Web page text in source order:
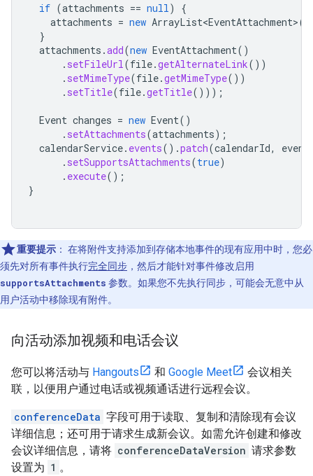
if (attachments == null)
{
attachments = new ArrayList<EventAttachment>
}
attachments .add(new EventAttachment()
. setFileUrl(file.getAlternateLink())
. setMimeType(file.getMimeType())
. setTitle(file.getTitle()));
Event changes = new Event()
. setAttachments(attachments);
calendarService. events().patch(calendarId,
. setSupportsAttachments(true)
. execute();
}
重要提示 ： 在将附件支持添加到存储本地事件的现有应用中时，您必
须先对所有事件执行完全同步 ，然后才能针对事件修改启用
supportsAttachments 参数。如果您不先执行同步，可能会无意中从
用户活动中移除现有附件。
向活动添加视频和电话会议
您可以将活动与 Hangouts 和 Google Meet
会议相关
联，以便用户通过电话或视频通话进行远程会议。
conferenceData 字段可用于读取、复制和清除现有会议
详细信息；还可用于请求生成新会议。如需允许创建和修改
会议详细信息，请将 conferenceDataVersion 请求参数
设置为 1 。